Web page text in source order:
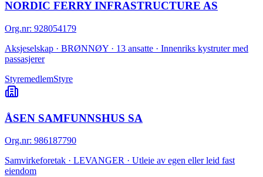
NORDIC FERRY INFRASTRUCTURE AS
Org.nr: 928054179
Aksjeselskap · BRØNNØY · 13 ansatte · Innenriks kystruter med
passasjerer
StyremedlemStyre
ÅSEN SAMFUNNSHUS SA
Org.nr: 986187790
Samvirkeforetak · LEVANGER · Utleie av egen eller leid fast
eiendom